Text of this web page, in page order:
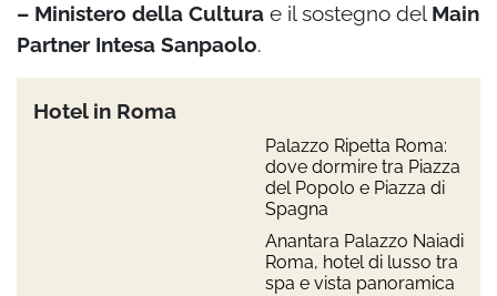
– Ministero della Cultura e il sostegno del Main
Partner Intesa Sanpaolo.
Hotel in Roma
Palazzo Ripetta Roma:
dove dormire tra Piazza
del Popolo e Piazza di
Spagna
Anantara Palazzo Naiadi
Roma, hotel di lusso tra
spa e vista panoramica